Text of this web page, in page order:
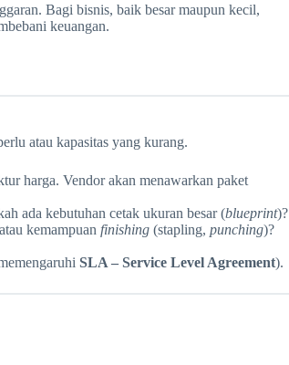
Bagi bisnis, baik besar maupun kecil,
keuangan.
atau kapasitas yang kurang.
harga. Vendor akan menawarkan paket
ada kebutuhan cetak ukuran besar (blueprint)?
kemampuan finishing (stapling, punching)?
SLA – Service Level Agreement).